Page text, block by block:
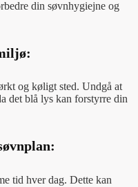
din søvnhygiejne og
og køligt sted. Undgå at
det blå lys kan forstyrre din
tid hver dag. Dette kan